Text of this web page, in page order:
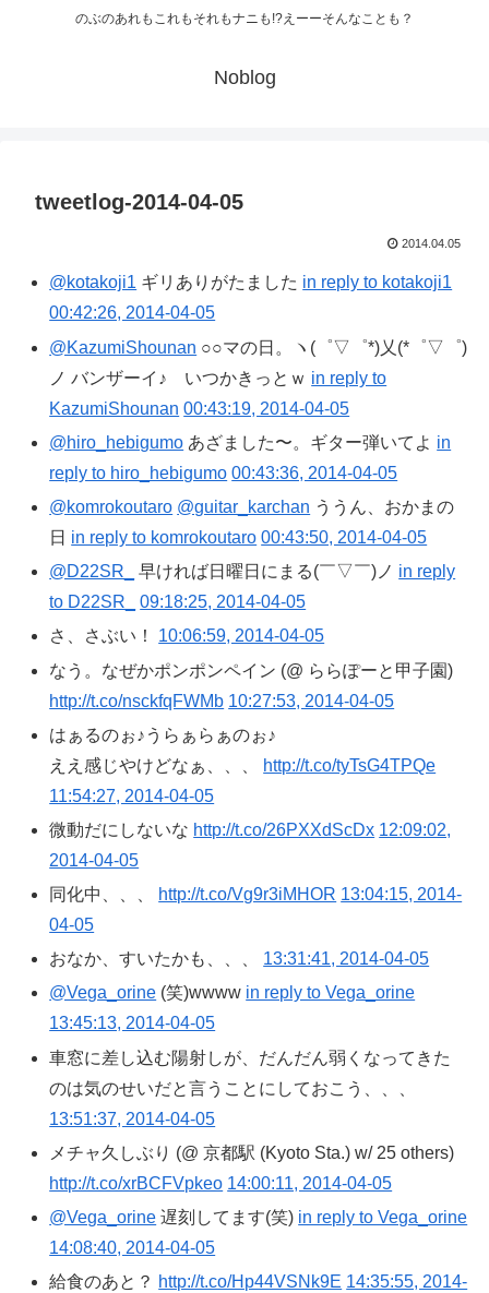
のぶのあれもこれもそれもナニも!?えーーそんなことも？
Noblog
tweetlog-2014-04-05
2014.04.05
@kotakoji1 ギリありがたました in reply to kotakoji1
00:42:26, 2014-04-05
@KazumiShounan ○○マの日。ヽ(゜▽゜*)乂(*゜▽゜)
ノ バンザーイ♪ いつかきっとｗ in reply to
KazumiShounan 00:43:19, 2014-04-05
@hiro_hebigumo あざました〜。ギター弾いてよ in
reply to hiro_hebigumo 00:43:36, 2014-04-05
@komrokoutaro @guitar_karchan ううん、おかまの
日 in reply to komrokoutaro 00:43:50, 2014-04-05
@D22SR_
早ければ日曜日にまる(￣▽￣)ノ in reply
to D22SR_
09:18:25, 2014-04-05
さ、さぶい！ 10:06:59, 2014-04-05
なう。なぜかポンポンペイン (@ ららぽーと甲子園)
http://t.co/nsckfqFWMb 10:27:53, 2014-04-05
はぁるのぉ♪うらぁらぁのぉ♪
ええ感じやけどなぁ、、、
http://t.co/tyTsG4TPQe
11:54:27, 2014-04-05
微動だにしないな http://t.co/26PXXdScDx 12:09:02,
2014-04-05
同化中、、、
http://t.co/Vg9r3iMHOR 13:04:15, 2014-
04-05
おなか、すいたかも、、、 13:31:41, 2014-04-05
@Vega_orine (笑)wwww in reply to Vega_orine
13:45:13, 2014-04-05
車窓に差し込む陽射しが、だんだん弱くなってきた
のは気のせいだと言うことにしておこう、、、
13:51:37, 2014-04-05
メチャ久しぶり (@ 京都駅 (Kyoto Sta.) w/ 25 others)
http://t.co/xrBCFVpkeo 14:00:11, 2014-04-05
@Vega_orine 遅刻してます(笑) in reply to Vega_orine
14:08:40, 2014-04-05
給食のあと？ http://t.co/Hp44VSNk9E 14:35:55, 2014-